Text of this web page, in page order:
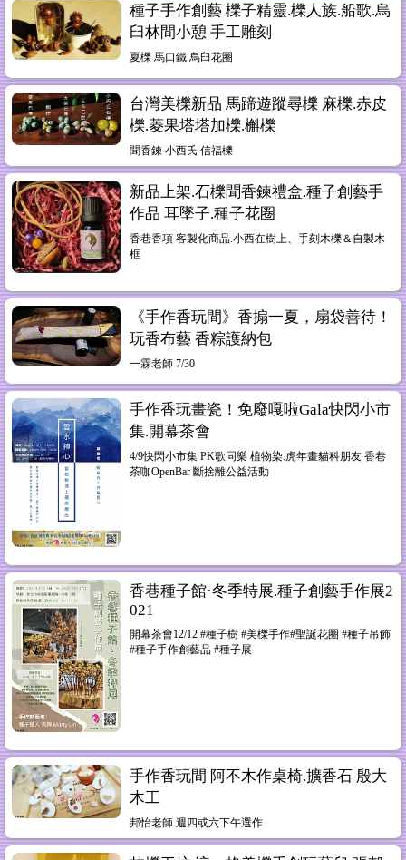
種子手作創藝 櫟子精靈.櫟人族.船歌.烏
臼林間小憩 手工雕刻
夏櫟 馬口鐵 烏臼花圈
台灣美櫟新品 馬蹄遊蹤尋櫟 麻櫟.赤皮
櫟.菱果塔塔加櫟.槲櫟
聞香鍊 小西氏 信福櫟
新品上架.石櫟聞香鍊禮盒.種子創藝手
作品 耳墜子.種子花圈
香巷香項 客製化商品.小西在樹上、手刻木櫟＆自製木
框
《手作香玩間》香搧一夏，扇袋善待！
玩香布藝 香粽護納包
一霖老師 7/30
手作香玩畫瓷！免廢嘎啦Gala快閃小市
集.開幕茶會
4/9快閃小市集 PK歌同樂 植物染.虎年畫貓科朋友 香巷
茶咖OpenBar 斷捨離公益活動
香巷種子館·冬季特展.種子創藝手作展2
021
開幕茶會12/12 #種子樹 #美櫟手作#聖誕花圈 #種子吊飾
#種子手作創藝品 #種子展
手作香玩間 阿不木作桌椅.擴香石 殷大
木工
邦怡老師 週四或六下午選作